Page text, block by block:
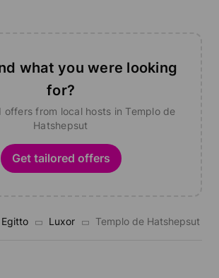
what you were looking
for?
offers from local hosts in Templo de
Hatshepsut
Get tailored offers
Egitto Luxor Templo de Hatshepsut